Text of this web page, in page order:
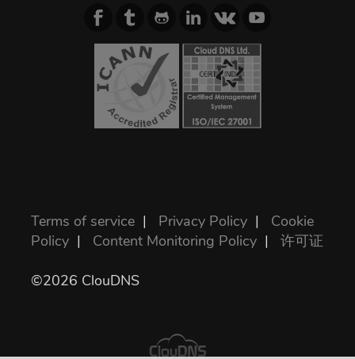
Terms of service | Privacy Policy | Cookie
Policy | Content Monitoring Policy | 许可证
©2026 ClouDNS